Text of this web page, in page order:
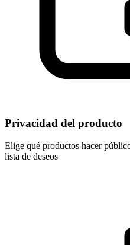
Privacidad del producto
Elige qué productos hacer
lista de deseos